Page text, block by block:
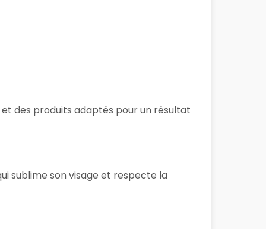
des produits adaptés pour un résultat
sublime son visage et respecte la